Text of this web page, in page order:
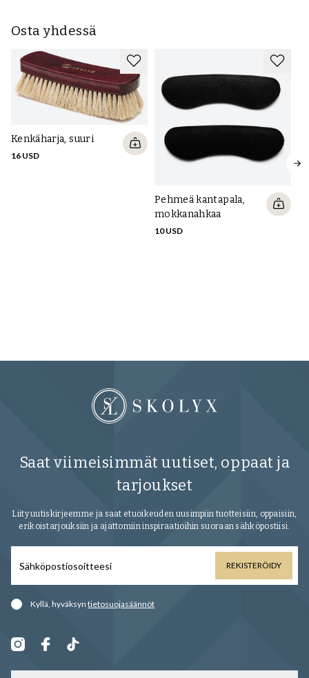
Osta yhdessä
Kenkäharja, suuri
16 USD
Pehmeä kantapala,
mokkanahkaa
10 USD
Saat viimeisimmät uutiset, oppaat ja
tarjoukset
Liity uutiskirjeemme ja saat etuoikeuden uusimpiin tuotteisiin, oppaisiin,
erikoistarjouksiin ja ajattomiin inspiraatioihin suoraan sähköpostiisi.
REKISTERÖIDY
Kyllä, hyväksyn tietosuojasäännöt